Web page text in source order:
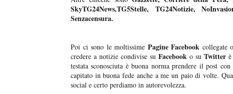
SkyTG24News,TG5Stelle, TG24Notizie,
Senzacensura.
Poi ci sono le moltissime Pagine Facebook collegate
credere a notizie condivise su Facebook o su Twitter
testata sconosciuta è buona norma prendere il post
capitato in buona fede anche a me un paio di volte.
social e certo perdiamo in autorevolezza.